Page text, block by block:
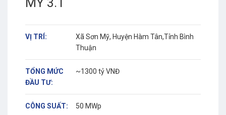
VỊ TRÍ:
Xã Sơn Mỹ, Huyện Hàm Tân,Tỉnh Bình
Thuận
TỔNG MỨC
ĐẦU TƯ:
~1300 tỷ VNĐ
CÔNG SUẤT: 50 MWp